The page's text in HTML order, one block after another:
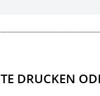
DRUCKEN